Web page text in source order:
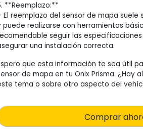
**Reemplazo:**
El reemplazo del sensor de mapa
puede realizarse con herramientas
seguir las
una instalación correcta.
que esta información te sea útil
de mapa en tu Onix Prisma. ¿Hay
tema o sobre otro aspecto del
Comprar